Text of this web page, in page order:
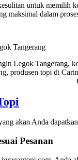
untuk memilih
maksimal dalam
Tangerang
Legok Tangerang,
produsen topi di
akan Anda
Pesanan